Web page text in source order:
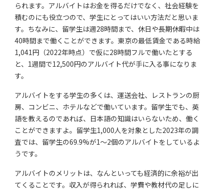
られます。アルバイトはお金を得るだけでなく、社会経験を
積むのにも役立つので、学生にとってはいい方法だと思いま
す。ちなみに、留学生は週28時間まで、休日や長期休暇中は
40時間まで働くことができます。東京の最低賃金である時給
1,041円（2022年時点）で仮に28時間フルで働いたとする
と、1週間で12,500円のアルバイト代が手に入る事になりま
す。
アルバイトをする学生の多くは、運送会社、レストランの厨
房、コンビニ、ホテルなどで働いています。留学生でも、英
語を教えるのであれば、日本語の知識はいらないため、働く
ことができますよ。留学生1,000人を対象とした2023年の調
査では、留学生の69.9%が1～2個のアルバイトをしているよ
うです。
アルバイトのメリットは、なんといっても経済的に余裕が出
てくることです。収入が得られれば、学費や教材代の足しに